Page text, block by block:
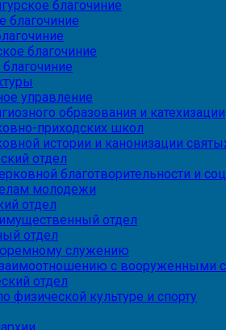
благочиние
благочиние
благочиние
управление
образования и катехизации
приходских школ
истории и канонизации
отдел
благотворительности и
молодежи
отдел
отдел
отдел
служению
с вооруженными
отдел
физической культуре и спорту